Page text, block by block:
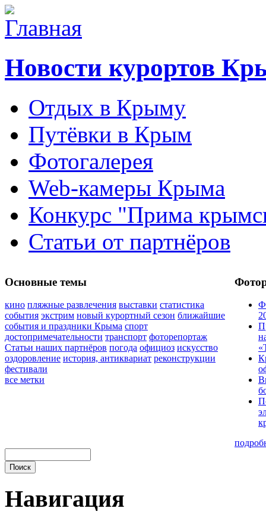
Новости курортов
Отдых в Крыму
Путёвки в Крым
Фотогалерея
Web-камеры Крыма
Конкурс "Прима
Статьи от партнёров
Основные темы
кино пляжные развлечения выставки статистика
события экстрим новый курортный сезон ближайшие
события и праздники Крыма спорт
достопримечательности транспорт фоторепортаж
Статьи наших партнёров погода официоз искусство
оздоровление история, антиквариат реконструкции
фестивали
все метки
Навигация